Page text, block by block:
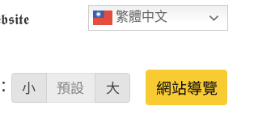
繁體中文
小 預設 大 網站導覽